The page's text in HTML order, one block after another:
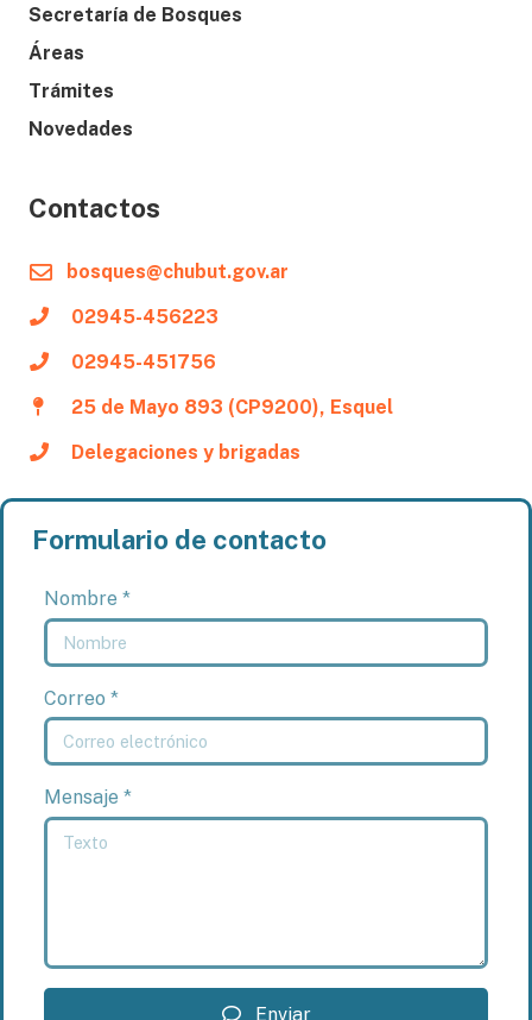
Secretaría de Bosques
Áreas
Trámites
Novedades
Contactos
bosques@chubut.gov.ar
02945-456223
02945-451756
25 de Mayo 893 (CP9200), Esquel
Delegaciones y brigadas
Formulario de contacto
Nombre *
Correo *
Mensaje *
Enviar